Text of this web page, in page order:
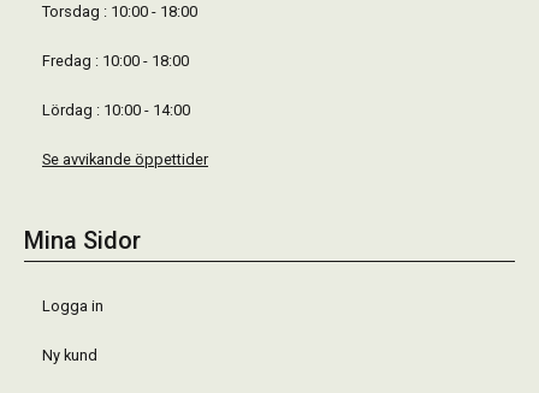
Torsdag : 10:00 - 18:00
Fredag : 10:00 - 18:00
Lördag : 10:00 - 14:00
Se avvikande öppettider
Mina Sidor
Logga in
Ny kund